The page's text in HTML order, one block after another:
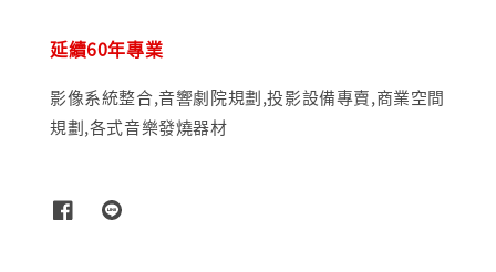
延續60年專業
影像系統整合,音響劇院規劃,投影設備專賣,商業空間
規劃,各式音樂發燒器材